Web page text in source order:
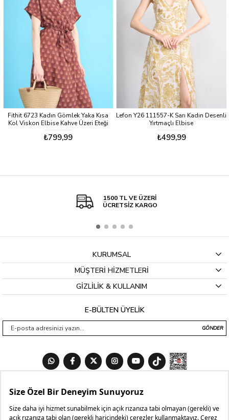
Fithit 6723 Kadın Gömlek Yaka Kısa
Kol Viskon Elbise Kahve Üzeri Eteği
Sulu Etnik Desen
₺799,99
Lefon Y26 111557-K Sarı Kadın Desenli
Yırtmaçlı Elbise
₺499,99
1500 TL VE ÜZERİ
ÜCRETSİZ KARGO
KURUMSAL
MÜŞTERİ HİZMETLERİ
GİZLİLİK & KULLANIM
E-BÜLTEN ÜYELİK
GÖNDER